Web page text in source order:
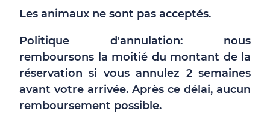
Les animaux ne sont pas acceptés.
Politique d'annulation: nous
remboursons la moitié du montant de la
réservation si vous annulez 2 semaines
avant votre arrivée. Après ce délai, aucun
remboursement possible.